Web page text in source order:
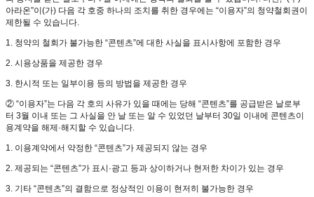
아라온”이(가) 다음 각 호중 하나의 조치를 취한 경우에는 “이용자”의 청약철회권이
제한될 수 있습니다.
1. 청약의 철회가 불가능한 “콘텐츠”에 대한 사실을 표시사항에 포함한 경우
2. 시용상품을 제공한 경우
3. 한시적 또는 일부이용 등의 방법을 제공한 경우
② “이용자”는 다음 각 호의 사유가 있을 때에는 당해 “콘텐츠”를 공급받은 날로부
터 3월 이내 또는 그 사실을 안 날 또는 알 수 있었던 날부터 30일 이내에 콘텐츠이
용계약을 해제·해지할 수 있습니다.
1. 이용계약에서 약정한 “콘텐츠”가 제공되지 않는 경우
2. 제공되는 “콘텐츠”가 표시·광고 등과 상이하거나 현저한 차이가 있는 경우
3. 기타 “콘텐츠”의 결함으로 정상적인 이용이 현저히 불가능한 경우